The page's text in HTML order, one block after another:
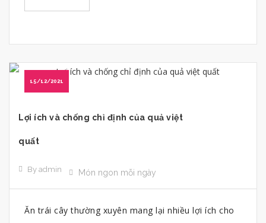
15/12/2021
Lợi ích và chống chỉ định của quả việt
quất
By admin Món ngon mỗi ngày
Ăn trái cây thường xuyên mang lại nhiều lợi ích cho